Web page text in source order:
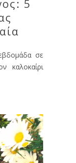
5
σε
καλοκαίρι